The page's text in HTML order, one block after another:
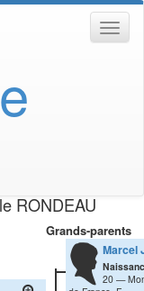
RONDEAU
Grands-parents
Marcel
20